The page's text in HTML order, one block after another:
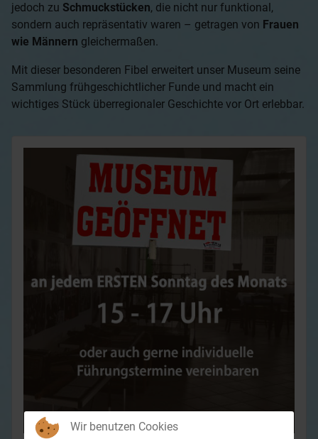
jedoch zu Schmuckstücken, die nicht nur funktional,
sondern auch repräsentativ waren – getragen von Frauen
wie Männern gleichermaßen.
Mit dieser besonderen Fibel erweitert unser Museum seine
Sammlung frühgeschichtlicher Funde und macht ein
wichtiges Stück überregionaler Geschichte vor Ort erlebbar.
Wir benutzen Cookies